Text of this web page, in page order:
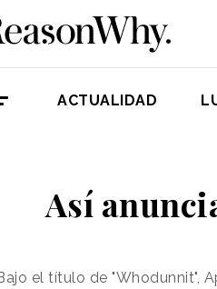
ACTUALIDAD
Así
el título de "Whodunnit",